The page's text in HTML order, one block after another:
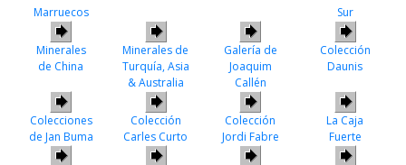
Marruecos
Sur
Minerales
de China
Minerales de
Turquía, Asia
& Australia
Galería de
Joaquim
Callén
Colección
Daunis
Colecciones
de Jan Buma
Colección
Carles Curto
Colección
Jordi Fabre
La Caja
Fuerte